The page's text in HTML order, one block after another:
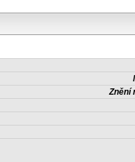
Znění